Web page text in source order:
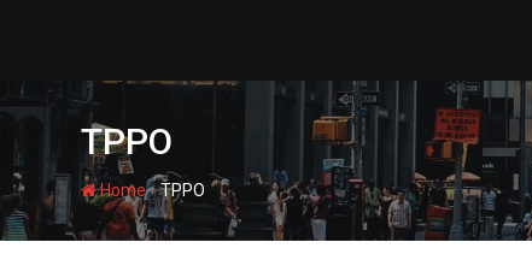
TPPO
Home-TPPO